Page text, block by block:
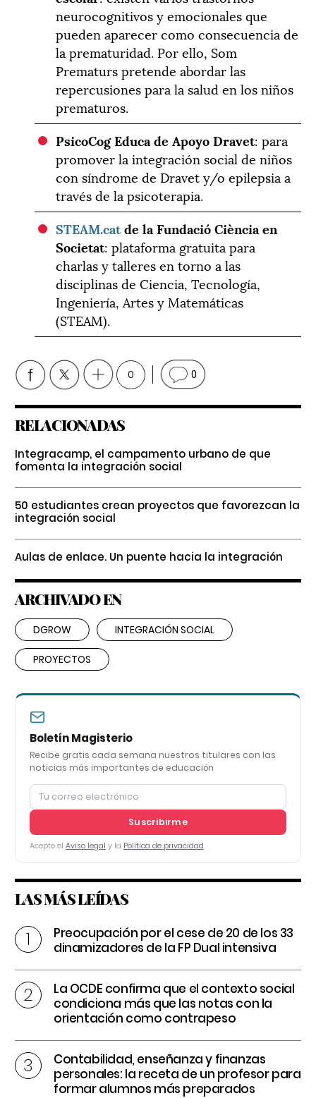
neurocognitivos y emocionales que
pueden aparecer como consecuencia de
la prematuridad. Por ello, Som
Prematurs pretende abordar las
repercusiones para la salud en los niños
prematuros.
PsicoCog Educa de Apoyo Dravet: para
promover la integración social de niños
con síndrome de Dravet y/o epilepsia a
través de la psicoterapia.
STEAM.catde la Fundació Ciència en
Societat: plataforma gratuita para
charlas y talleres en torno a las
disciplinas de Ciencia, Tecnología,
Ingeniería, Artes y Matemáticas
(STEAM).
0 0
RELACIONADAS
Integracamp, el campamento urbano de que
fomenta la integración social
50 estudiantes crean proyectos que favorezcan la
integración social
Aulas de enlace. Un puente hacia la integración
ARCHIVADO EN
DGROW INTEGRACIÓN SOCIAL
PROYECTOS
Boletín Magisterio
Recibe gratis cada semana nuestros titulares con las
noticias más importantes de educación
Suscribirme
Acepto el Aviso legal y la Política de privacidad
LAS MÁS LEÍDAS
Preocupación por el cese de 20 de los 33
dinamizadores de la FP Dual intensiva
La OCDE confirma que el contexto social
condiciona más que las notas con la
orientación como contrapeso
Contabilidad, enseñanza y finanzas
personales: la receta de un profesor para
formar alumnos más preparados